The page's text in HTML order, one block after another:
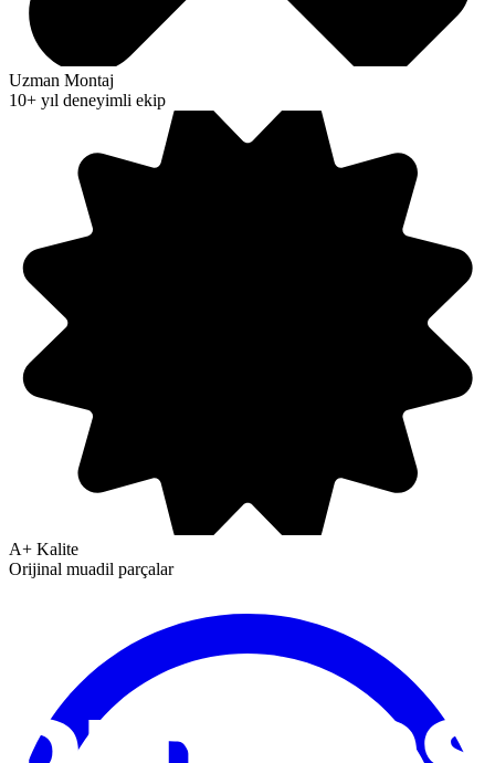
Uzman Montaj
10+ yıl deneyimli ekip
A+ Kalite
Orijinal muadil parçalar